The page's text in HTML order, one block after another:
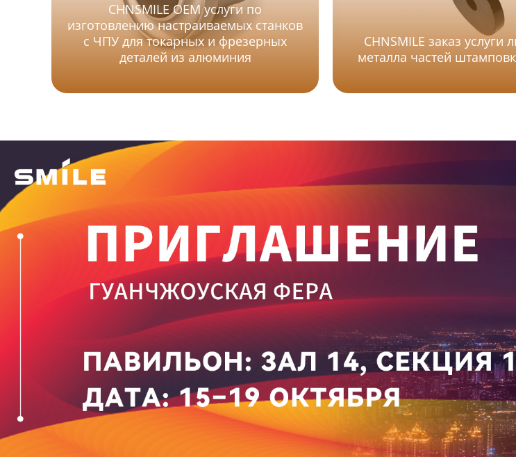
CHNSMILE OEM услуги по
изготовлению настраиваемых станков
с ЧПУ для токарных и фрезерных
деталей из алюминия
CHNSMILE заказ услуги
металла частей